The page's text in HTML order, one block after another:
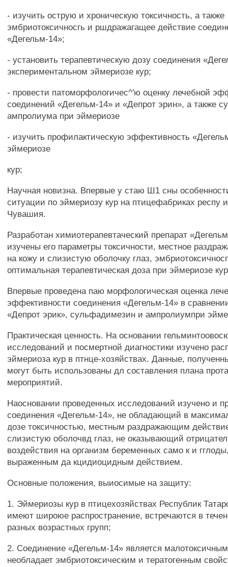
- изучить острую и хроническую токсичность, а также
эмбриотоксичносгь и ршдражагащее действие
«Дегельм-14»;
- установить терапевтическую дозу соединения
экспериментальном эймериозе кур;
- провести патоморфологичес^'ю оценку лечебной
соединений «Дегельм-14» и «Депрот эрин», а также
ампролиума при эймериозе
- изучить профилактическую эффективность
эймериозе
кур;
Научная новизна. Впервые у стаю Ш1 сны
ситуации по эймериозу кур на птицефабриках респу
Чувашия.
Разработан химиотерапевтаческий препарат
изучены его параметры токсичности, местное
на кожу и слизистую оболочку глаз,
оптимальная терапевтическая доза при эймериозе
Впервые проведена паю морфологическая оценка
эффективности соединения «Дегельм-14» в
«Депрот эрик», сульфадимезин и ампролиумпри
Практическая ценность. На основании
исследований и посмертной диагностики изучено
эймериоза кур в птнце-хозяйствах. Данные,
могут быть использованы дл составления плана
мероприятий.
Наосновании проведенных исследований изучено и
соединения «Дегельм-14», не обладающий в
дозе токсичностью, местным раздражающим
слизистую оболочвд глаз, не оказывающий
воздействия на организм беременных само к и
выраженным да кцидиоцидным действием.
Основные положения, выиосимые на защиту:
1. Эймериозы кур в птицехозяйствах Республик
имеют широюе распространение, встречаются в
разных возрастных групп;
2. Соединение «Дегельм-14» является
необладает эмбриотоксическим и тератогенным